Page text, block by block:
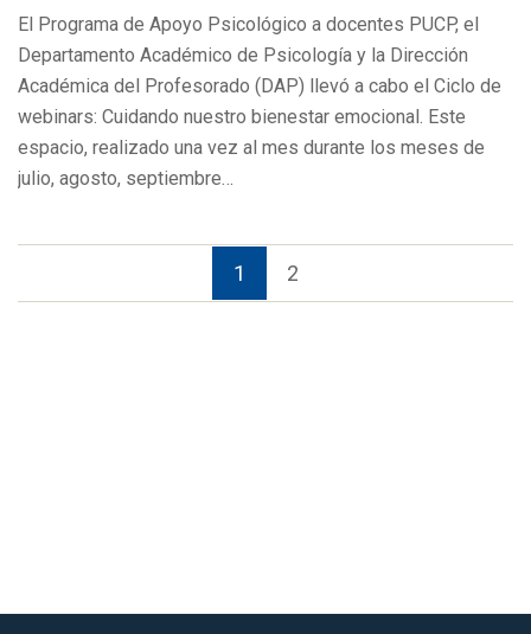
El Programa de Apoyo Psicológico a docentes PUCP, el
Departamento Académico de Psicología y la Dirección
Académica del Profesorado (DAP) llevó a cabo el Ciclo de
webinars: Cuidando nuestro bienestar emocional. Este
espacio, realizado una vez al mes durante los meses de
julio, agosto, septiembre…
1 2